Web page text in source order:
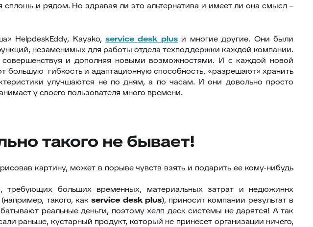
сплошь и рядом. Но здравая ли это альтернатива и имеет ли она смысл –
HelpdeskEddy, Kayako,service desk plusи многие другие. Они были
незаменимых для работы отдела техподдержки каждой компании.
и дополняя новыми возможностями. И с каждой новой
гибкость и адаптационную способность, «разрешают» хранить
улучшаются не по дням, а по часам. И они довольно просто
у своего пользователя много времени.
такого не бывает!
картину, может в порыве чувств взять и подарить ее кому-нибудь
больших временных, материальных затрат и недюжиннх
такого, какservice desk plus), приносит компании результат в
реальные деньги, поэтому хелп деск системы не дарятся! А так
раньше, кустарный продукт, который не принесет организации ничего,